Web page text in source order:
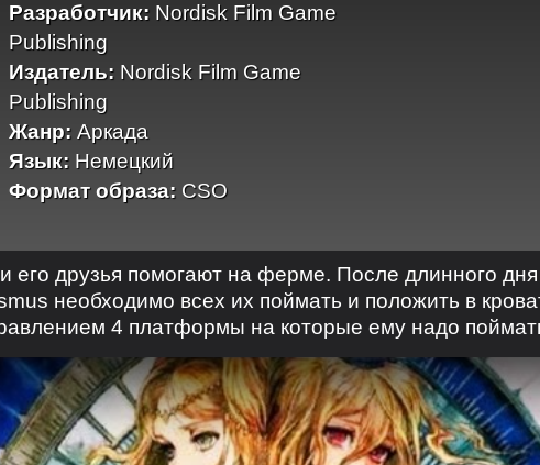
Разработчик: Nordisk Film Game
Publishing
Издатель: Nordisk Film Game
Publishing
Жанр: Аркада
Язык: Немецкий
Формат образа: CSO
его друзья помогают на ферме. После длинного
необходимо всех их поймать и положить в
4 платформы на которые ему надо